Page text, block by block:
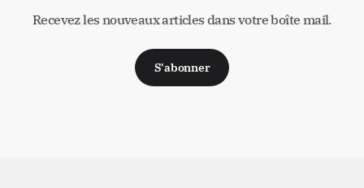
Recevez les nouveaux articles dans votre boîte mail.
S'abonner